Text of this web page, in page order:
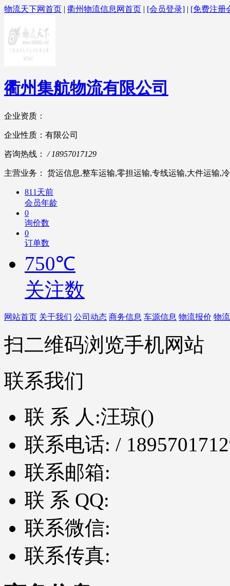
物流天下网首页 | 衢州物流信息网首页 | [会员登录] | [免费注册
衢州集航物流有限公司
企业资质：
企业性质：有限公司
咨询热线： / 18957017129
主营业务： 货运信息,整车运输,零担运输,专线运输,大件运输,
811天前
会员年龄
0
询价数
0
订单数
750℃
关注数
网站首页 关于我们 公司动态 商务信息 车源信息 物流报价 物
扫二维码浏览手机网站
联系我们
联 系 人:汪琼()
联系电话: /
联系邮箱:
联 系 QQ:
联系微信:
联系传真: